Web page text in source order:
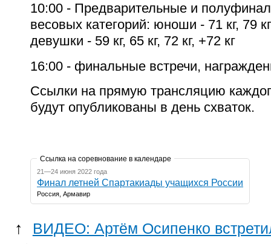
10:00 - Предварительные и
весовых категорий: юноши - 71 кг, 79
девушки - 59 кг, 65 кг, 72 кг, +72 кг
16:00 - финальные встречи,
Ссылки на прямую трансляцию
будут опубликованы в день схваток.
Ссылка на соревнование в календаре
21—24 июня 2022 года
Финал летней Спартакиады учащихся России
Россия, Армавир
↑ ВИДЕО: Артём Осипенко